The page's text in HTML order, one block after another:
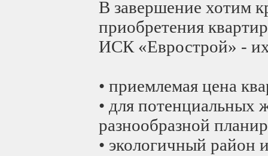
В завершение хотим
приобретения
ИСК «Еврострой» -
• приемлемая цена
• для потенциальных
разнообразной
• экологичный район